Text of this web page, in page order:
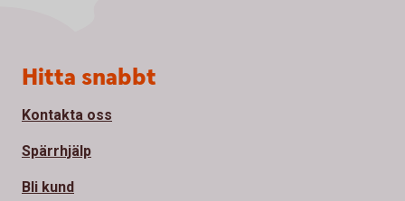
Sidfot
Hitta snabbt
Kontakta oss
Spärrhjälp
Bli kund